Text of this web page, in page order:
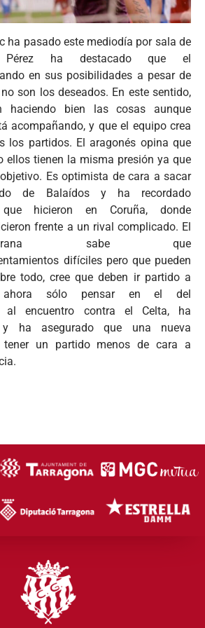
ha pasado este mediodía por sala de
Pérez ha destacado que el
en sus posibilidades a pesar de
son los deseados. En este sentido,
haciendo bien las cosas aunque
acompañando, y que el equipo crea
los partidos. El aragonés opina que
ellos tienen la misma presión ya que
Es optimista de cara a sacar
de Balaídos y ha recordado
hicieron en Coruña, donde
frente a un rival complicado. El
sabe que
difíciles pero que pueden
todo, cree que deben ir partido a
sólo pensar en el del
al encuentro contra el Celta, ha
ha asegurado que una nueva
tener un partido menos de cara a